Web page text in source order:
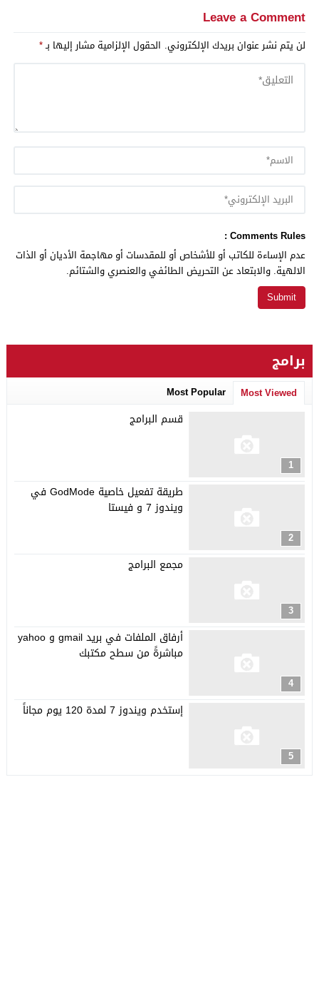
Leave a Comment
لن يتم نشر عنوان بريدك الإلكتروني. الحقول الإلزامية مشار إليها بـ*
Comments Rules :
عدم الإساءة للكاتب أو للأشخاص أو للمقدسات أو مهاجمة الأديان أو الذات
الالهية. والابتعاد عن التحريض الطائفي والعنصري والشتائم.
برامج
Most Viewed
Most Popular
1
قسم البرامج
2
طريقة تفعيل خاصية GodMode في
ويندوز 7 و فيستا
3
مجمع البرامج
4
أرفاق الملفات في بريد gmail و yahoo
مباشرةً من سطح مكتبك
5
إستخدم ويندوز 7 لمدة 120 يوم مجاناً